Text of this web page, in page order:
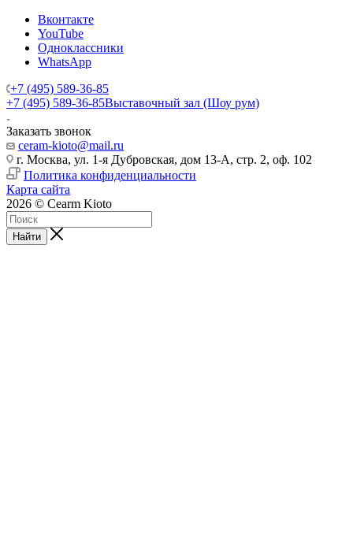
Вконтакте
YouTube
Одноклассники
WhatsApp
+7 (495) 589-36-85
+7 (495) 589-36-85Выставочный зал (Шоу рум)
Заказать звонок
ceram-kioto@mail.ru
г. Москва, ул. 1-я Дубровская, дом 13-А, стр. 2, оф. 102
Политика конфиденциальности
Карта сайта
2026 © Cearm Kioto
Найти